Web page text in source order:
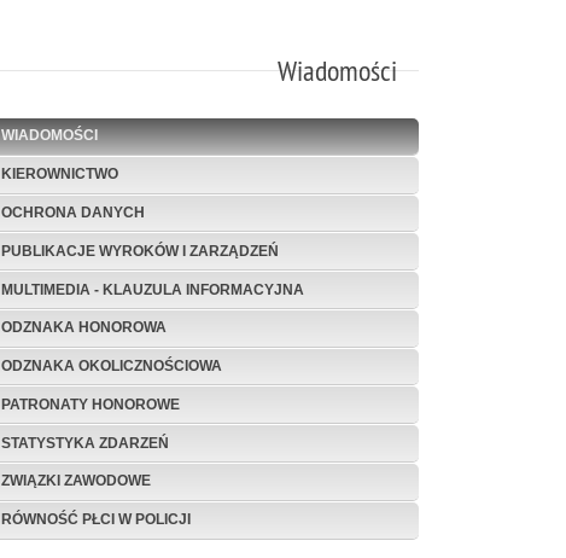
Wiadomości
WIADOMOŚCI
KIEROWNICTWO
OCHRONA DANYCH
PUBLIKACJE WYROKÓW I ZARZĄDZEŃ
MULTIMEDIA - KLAUZULA INFORMACYJNA
ODZNAKA HONOROWA
ODZNAKA OKOLICZNOŚCIOWA
PATRONATY HONOROWE
STATYSTYKA ZDARZEŃ
ZWIĄZKI ZAWODOWE
RÓWNOŚĆ PŁCI W POLICJI